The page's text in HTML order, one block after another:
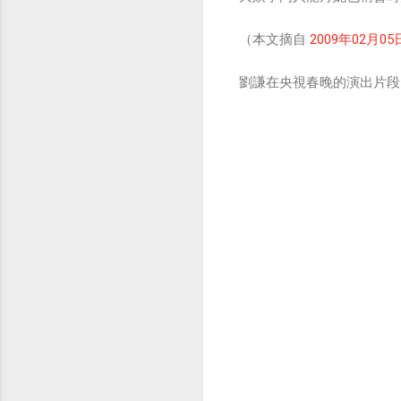
（本文摘自 2009年02月05
劉謙在央視春晚的演出片段